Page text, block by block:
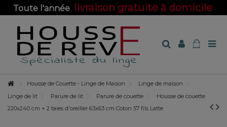
Toute l'année livraison gratuite à domicile
Housse de Couette - Linge de Maison
Linge de maison
Linge de lit
Parure de lit Parure de couette
Housse de couette
220x240 cm + 2 taies d'oreiller 63x63 cm Coton 57 fils Latte